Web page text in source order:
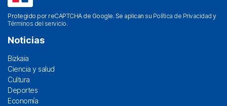
Protegido por reCAPTCHA de Google. Se aplican su Política de Privacidad y
Términos del servicio.
Noticias
Bizkaia
Ciencia y salud
Cultura
Deportes
Economía